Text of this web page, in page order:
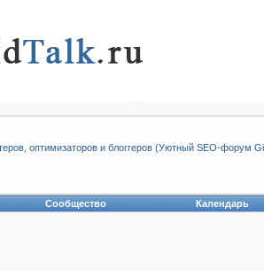
оптимизаторов и блоггеров (Уютный SEO-форум
Сообщество Календарь